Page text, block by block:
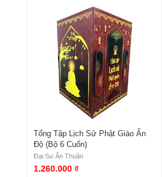
Tổng Tập Lịch Sử Phật Giáo Ấn
Độ (Bộ 6 Cuốn)
Đại Sư Ấn Thuận
1.260.000 ₫